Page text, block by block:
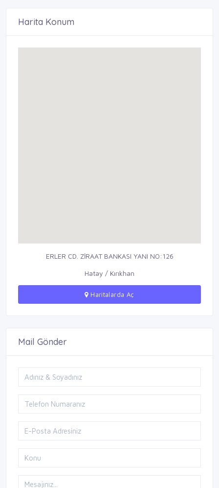
Harita Konum
ERLER CD. ZİRAAT BANKASI YANI NO:126
Hatay / Kırıkhan
Haritalarda Aç
Mail Gönder